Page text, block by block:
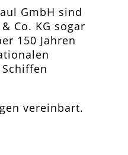
GmbH sind
Co. KG sogar
150 Jahren
vereinbart.